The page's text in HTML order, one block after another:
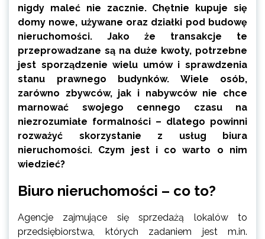
nigdy maleć nie zacznie. Chętnie kupuje się
domy nowe, używane oraz działki pod budowę
nieruchomości. Jako że transakcje te
przeprowadzane są na duże kwoty, potrzebne
jest sporządzenie wielu umów i sprawdzenia
stanu prawnego budynków. Wiele osób,
zarówno zbywców, jak i nabywców nie chce
marnować swojego cennego czasu na
niezrozumiałe formalności – dlatego powinni
rozważyć skorzystanie z usług biura
nieruchomości. Czym jest i co warto o nim
wiedzieć?
Biuro nieruchomości – co to?
Agencje zajmujące się sprzedażą lokalów to
przedsiębiorstwa, których zadaniem jest m.in.